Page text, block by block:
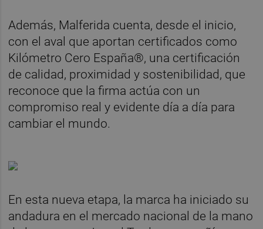
Además, Malferida cuenta, desde el inicio,
con el aval que aportan certificados como
Kilómetro Cero España®, una certificación
de calidad, proximidad y sostenibilidad, que
reconoce que la firma actúa con un
compromiso real y evidente día a día para
cambiar el mundo.
En esta nueva etapa, la marca ha iniciado su
andadura en el mercado nacional de la mano